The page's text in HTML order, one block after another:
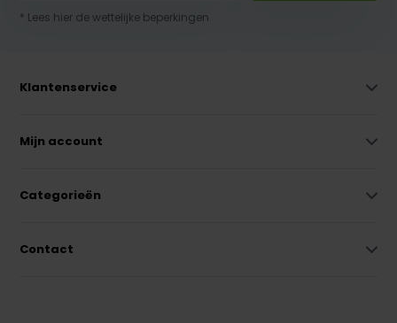
* Lees hier de wettelijke beperkingen
Klantenservice
Mijn account
Categorieën
Contact